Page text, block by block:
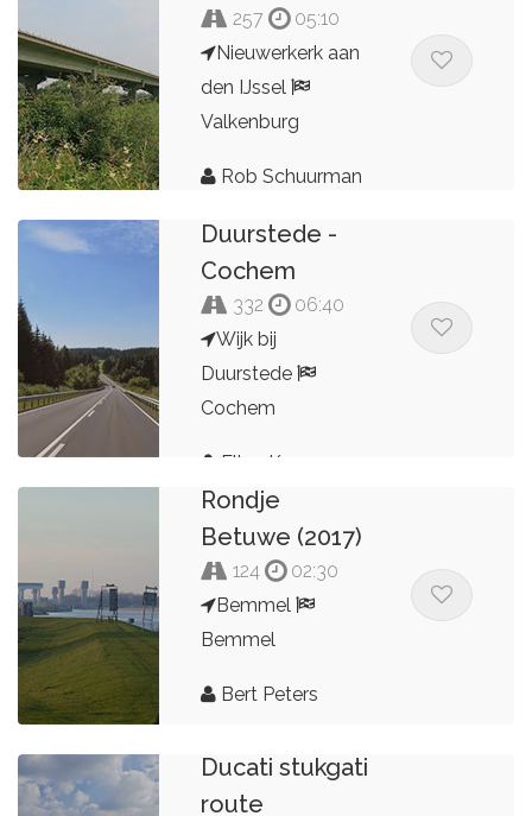
257
05:10
Nieuwerkerk aan
den IJssel
Valkenburg
Rob Schuurman
Duurstede -
Cochem
332
06:40
Wijk bij
Duurstede
Cochem
Ellen Kornegoor
Rondje
Betuwe (2017)
124
02:30
Bemmel
Bemmel
Bert Peters
Ducati stukgati
route